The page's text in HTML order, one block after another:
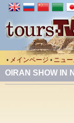
• メインページ • ニュー
OIRAN SHOW IN